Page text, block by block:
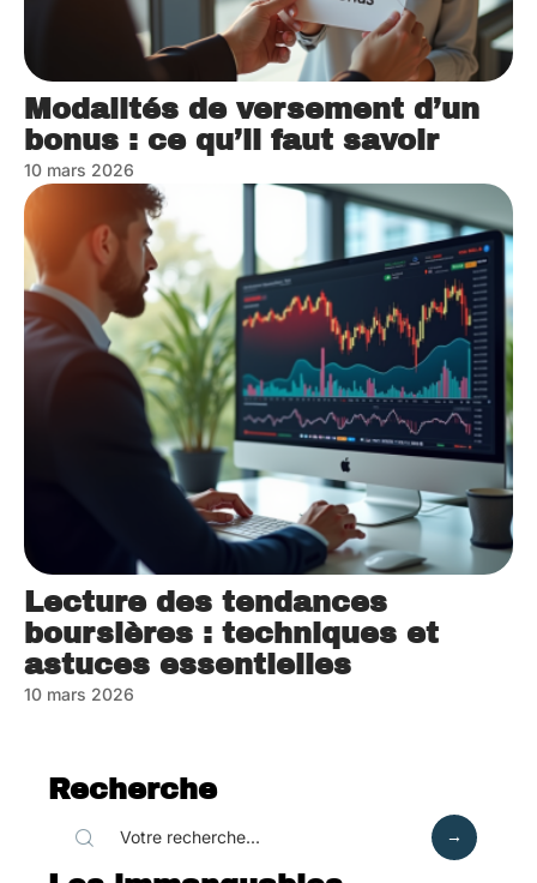
Modalités de versement d’un
bonus : ce qu’il faut savoir
10 mars 2026
Lecture des tendances
boursières : techniques et
astuces essentielles
10 mars 2026
Recherche